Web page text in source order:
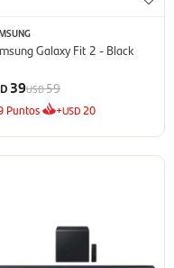
Galaxy Fit 2 - Black
39USD59
Puntos +USD 20